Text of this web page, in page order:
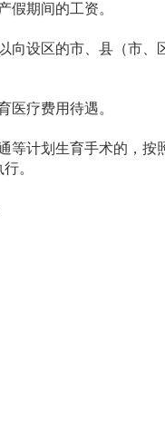
假期间的工资。
设区的市、县（市、
医疗费用待遇。
计划生育手术的，按
。